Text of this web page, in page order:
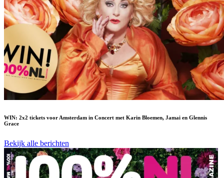
WIN: 2x2 tickets voor Amsterdam in Concert met Karin Bloemen, Jamai en Glennis
Grace
Bekijk alle berichten